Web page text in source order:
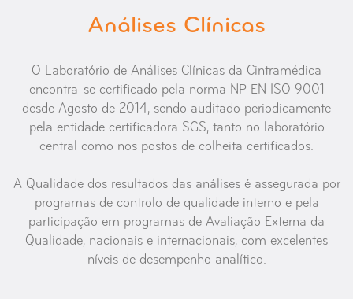
CARDIOLOGIA
IMAGIOLOGIA
Análises Clínicas
O Laboratório de Análises Clínicas da Cintramédica
encontra-se certificado pela norma NP EN ISO 9001
desde Agosto de 2014, sendo auditado periodicamente
pela entidade certificadora SGS, tanto no laboratório
central como nos postos de colheita certificados.
A Qualidade dos resultados das análises é assegurada por
programas de controlo de qualidade interno e pela
participação em programas de Avaliação Externa da
Qualidade, nacionais e internacionais, com excelentes
níveis de desempenho analítico.